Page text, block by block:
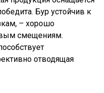
Бур устойчив к
– хорошо
смещениям.
отводящая